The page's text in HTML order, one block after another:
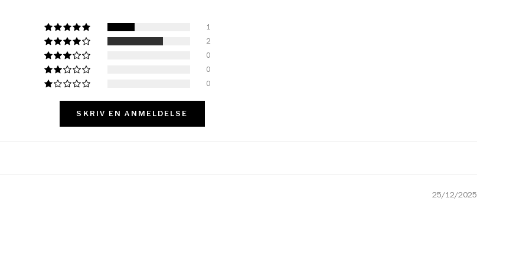
1
2
0
0
0
SKRIV EN ANMELDELSE
25/12/2025